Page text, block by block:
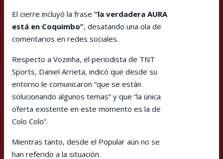
El cierre incluyó la frase “la verdadera AURA
está en Coquimbo”, desatando una ola de
comentarios en redes sociales.
Respecto a Vozinha, el periodista de TNT
Sports, Daniel Arrieta, indicó que desde su
entorno le comunicaron “que se están
solucionando algunos temas” y que “la única
oferta existente en este momento es la de
Colo Colo”.
Mientras tanto, desde el Popular aún no se
han referido a la situación.